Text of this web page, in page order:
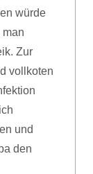
würde
man
Zur
vollkoten
und
den